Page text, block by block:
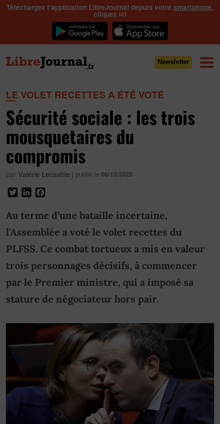
Téléchargez l’application LibreJournal depuis votre smartphone,
cliquez ici
Newsletter
LE VOLET RECETTES A ÉTÉ VOTÉ
Sécurité sociale : les trois
mousquetaires du
compromis
par Valérie Lecasble | publié le 06/12/2025
TwitterLinkedIn
Au terme d’une bataille incertaine,
l’Assemblée a voté le volet recettes du
PLFSS. Ce combat tortueux a mis en valeur
trois personnages décisifs, à commencer
par le Premier ministre, qui a imposé sa
stature de négociateur hors pair.